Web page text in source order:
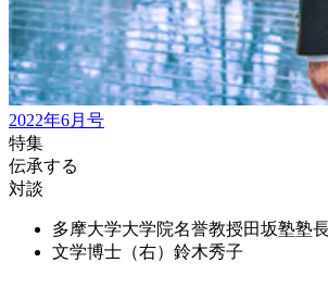
2022年6月号
特集
伝承する
対談
多摩大学大学院名誉教授田坂塾塾長
文学博士（右） 鈴木秀子